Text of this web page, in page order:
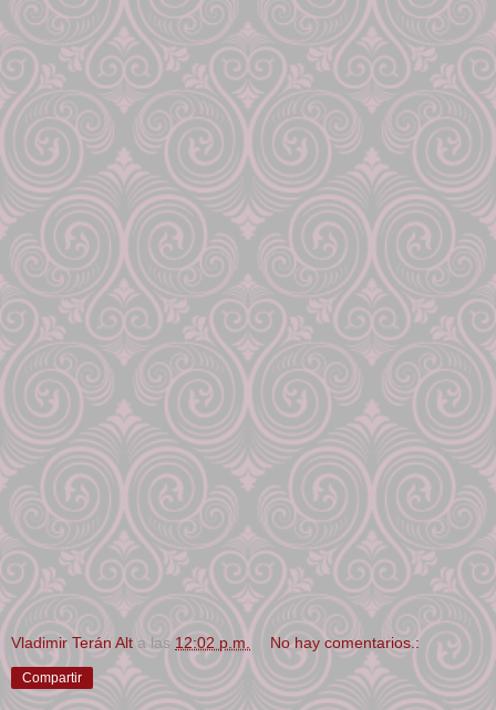
Vladimir Terán Alt a las12:02 p.m. No hay comentarios.:
Compartir